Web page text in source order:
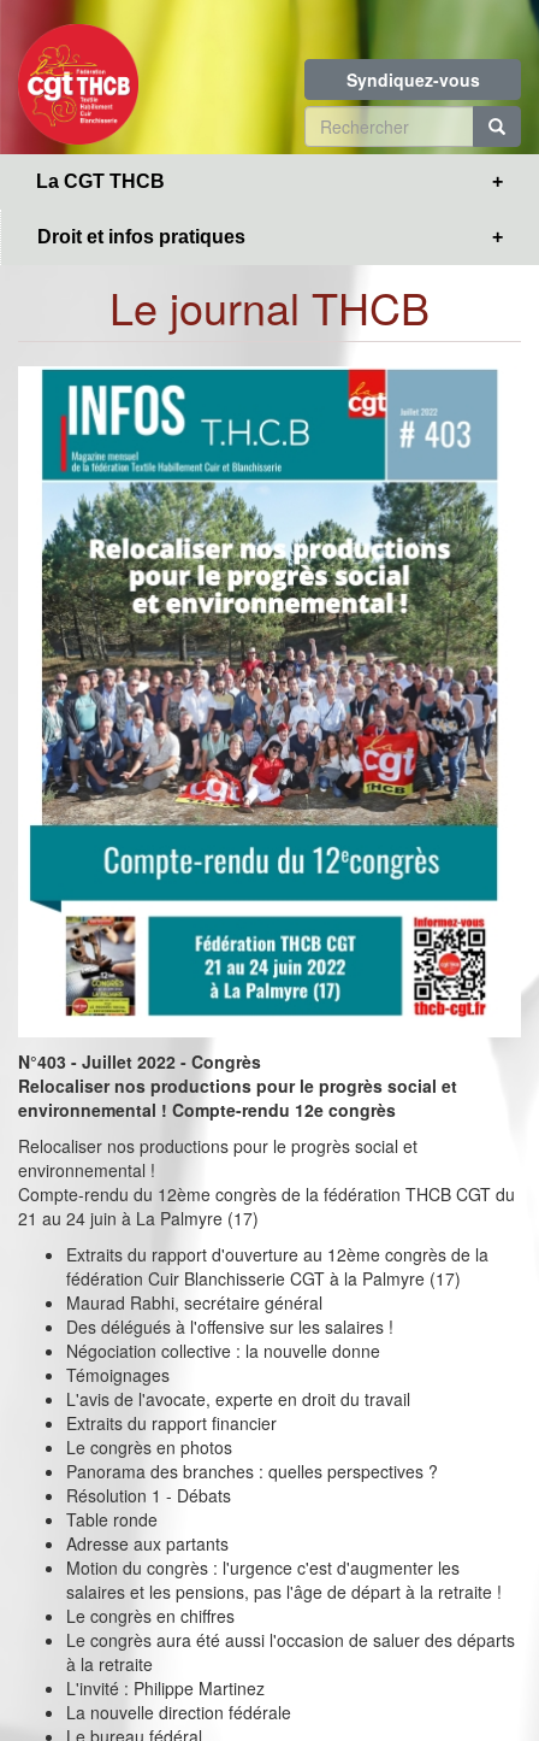
contenu
principal
Syndiquez-vous
Formulaire
de
La CGT THCB
Droit et infos pratiques
Le journal THCB
N°403 - Juillet 2022 - Congrès
Relocaliser nos productions pour le progrès social et
environnemental ! Compte-rendu 12e congrès
Relocaliser nos productions pour le progrès social et
environnemental !
Compte-rendu du 12ème congrès de la fédération THCB CGT du
21 au 24 juin à La Palmyre (17)
Extraits du rapport d'ouverture au 12ème congrès de la
fédération Cuir Blanchisserie CGT à la Palmyre (17)
Maurad Rabhi, secrétaire général
Des délégués à l'offensive sur les salaires !
Négociation collective : la nouvelle donne
Témoignages
L'avis de l'avocate, experte en droit du travail
Extraits du rapport financier
Le congrès en photos
Panorama des branches : quelles perspectives ?
Résolution 1 - Débats
Table ronde
Adresse aux partants
Motion du congrès : l'urgence c'est d'augmenter les
salaires et les pensions, pas l'âge de départ à la retraite !
Le congrès en chiffres
Le congrès aura été aussi l'occasion de saluer des départs
à la retraite
L'invité : Philippe Martinez
La nouvelle direction fédérale